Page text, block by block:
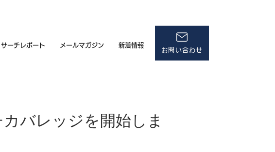
サーチレポート メールマガジン 新着情報
お問い合わせ
バレッジを開始しま